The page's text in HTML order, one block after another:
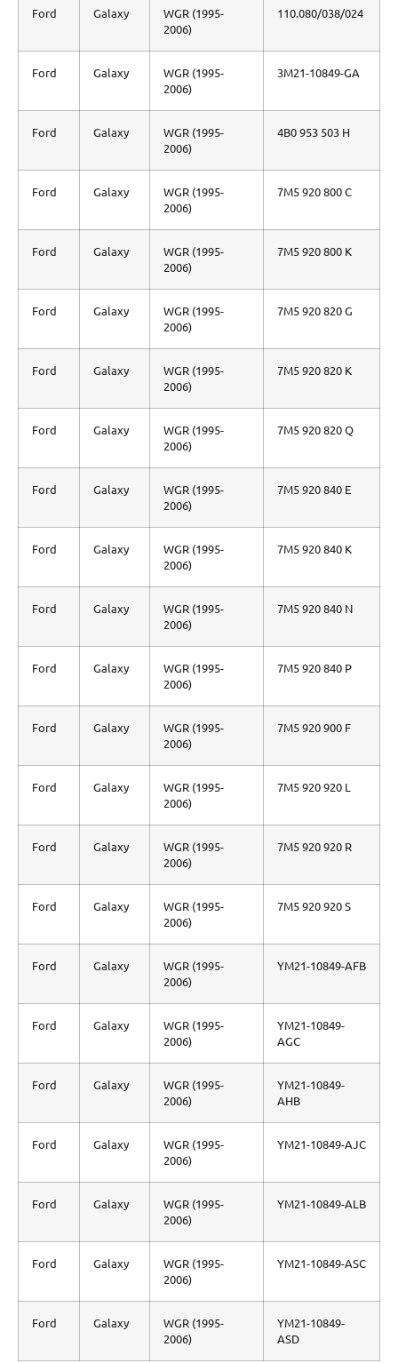
Ford Galaxy
WGR (1995-
2006)
110.080/038/024
Ford Galaxy
WGR (1995-
2006)
3M21-10849-GA
Ford Galaxy
WGR (1995-
2006)
4B0 953 503 H
Ford Galaxy
WGR (1995-
2006)
7M5 920 800 C
Ford Galaxy
WGR (1995-
2006)
7M5 920 800 K
Ford Galaxy
WGR (1995-
2006)
7M5 920 820 G
Ford Galaxy
WGR (1995-
2006)
7M5 920 820 K
Ford Galaxy
WGR (1995-
2006)
7M5 920 820 Q
Ford Galaxy
WGR (1995-
2006)
7M5 920 840 E
Ford Galaxy
WGR (1995-
2006)
7M5 920 840 K
Ford Galaxy
WGR (1995-
2006)
7M5 920 840 N
Ford Galaxy
WGR (1995-
2006)
7M5 920 840 P
Ford Galaxy
WGR (1995-
2006)
7M5 920 900 F
Ford Galaxy
WGR (1995-
2006)
7M5 920 920 L
Ford Galaxy
WGR (1995-
2006)
7M5 920 920 R
Ford Galaxy
WGR (1995-
2006)
7M5 920 920 S
Ford Galaxy
WGR (1995-
2006)
YM21-10849-AFB
Ford Galaxy
WGR (1995-
2006)
YM21-10849-
AGC
Ford Galaxy
WGR (1995-
2006)
YM21-10849-
AHB
Ford Galaxy
WGR (1995-
2006)
YM21-10849-AJC
Ford Galaxy
WGR (1995-
2006)
YM21-10849-ALB
Ford Galaxy
WGR (1995-
2006)
YM21-10849-ASC
Ford Galaxy
WGR (1995-
2006)
YM21-10849-
ASD